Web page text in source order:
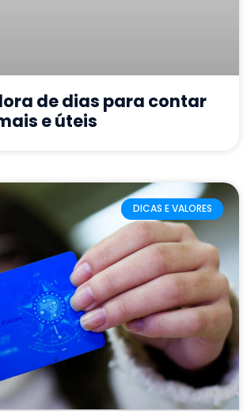
de dias para contar
e úteis
DICAS E VALORES